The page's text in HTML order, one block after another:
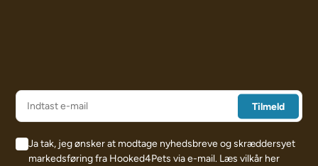
Ja tak, jeg ønsker at modtage nyhedsbreve og skræddersyet
markedsføring fra Hooked4Pets via e-mail. Læs vilkår her